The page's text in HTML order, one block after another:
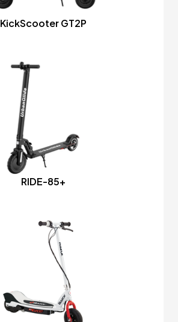
KickScooter GT2P
RIDE-85+